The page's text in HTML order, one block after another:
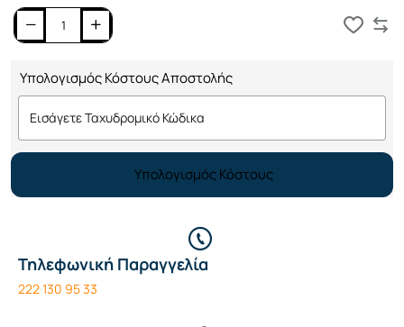
Υπολογισμός Κόστους Αποστολής
Υπολογισμός Κόστους
Τηλεφωνική Παραγγελία
222 130 95 33